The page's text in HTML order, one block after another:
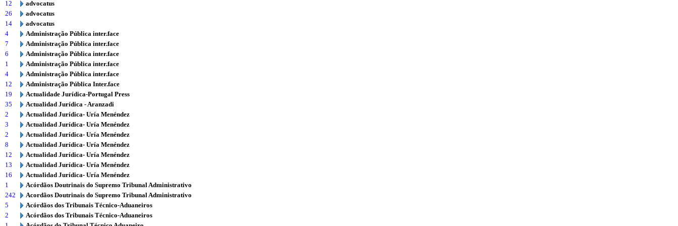
12
advocatus
26
advocatus
14
advocatus
4
Administração Pública inter.face
7
Administração Pública inter.face
6
Administração Pública inter.face
1
Administração Pública inter.face
4
Administração Pública inter.face
12
Administração Pública Inter.face
19
Actualidade Jurídica-Portugal Press
35
Actualidad Jurídica - Aranzadi
2
Actualidad Jurídica- Uría Menéndez
3
Actualidad Jurídica- Uría Menéndez
2
Actualidad Jurídica- Uría Menéndez
8
Actualidad Jurídica- Uría Menéndez
12
Actualidad Jurídica- Uría Menéndez
13
Actualidad Jurídica- Uría Menéndez
16
Actualidad Jurídica- Uría Menéndez
1
Acórdãos Doutrinais do Supremo Tribunal Administrativo
242
Acordãos Doutrinais do Supremo Tribunal Administrativo
5
Acórdãos dos Tribunais Técnico-Aduaneiros
2
Acórdãos dos Tribunais Técnico-Aduaneiros